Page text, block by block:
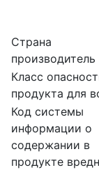
Страна
производитель
Класс
продукта для
Код системы
информации о
содержании в
продукте